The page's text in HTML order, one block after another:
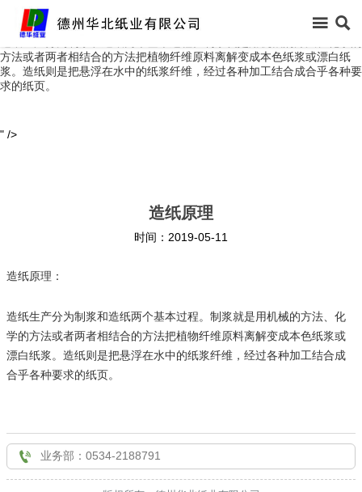
造纸原理：
造纸生产分为制浆和造纸两个基本过程。制浆就是用机械的方法、化学的
方法或者两者相结合的方法把植物纤维原料离解变成本色纸浆或漂白纸
浆。造纸则是把悬浮在水中的纸浆纤维，经过各种加工结合成合乎各种要
求的纸页。
" />
 
造纸原理
时间：2019-05-11
造纸原理：
造纸生产分为制浆和造纸两个基本过程。制浆就是用机械的方法、化
学的方法或者两者相结合的方法把植物纤维原料离解变成本色纸浆或
漂白纸浆。造纸则是把悬浮在水中的纸浆纤维，经过各种加工结合成
合乎各种要求的纸页。
 业务部：0534-2188791
 首页
 领导关怀
 生产保障
 客户反馈